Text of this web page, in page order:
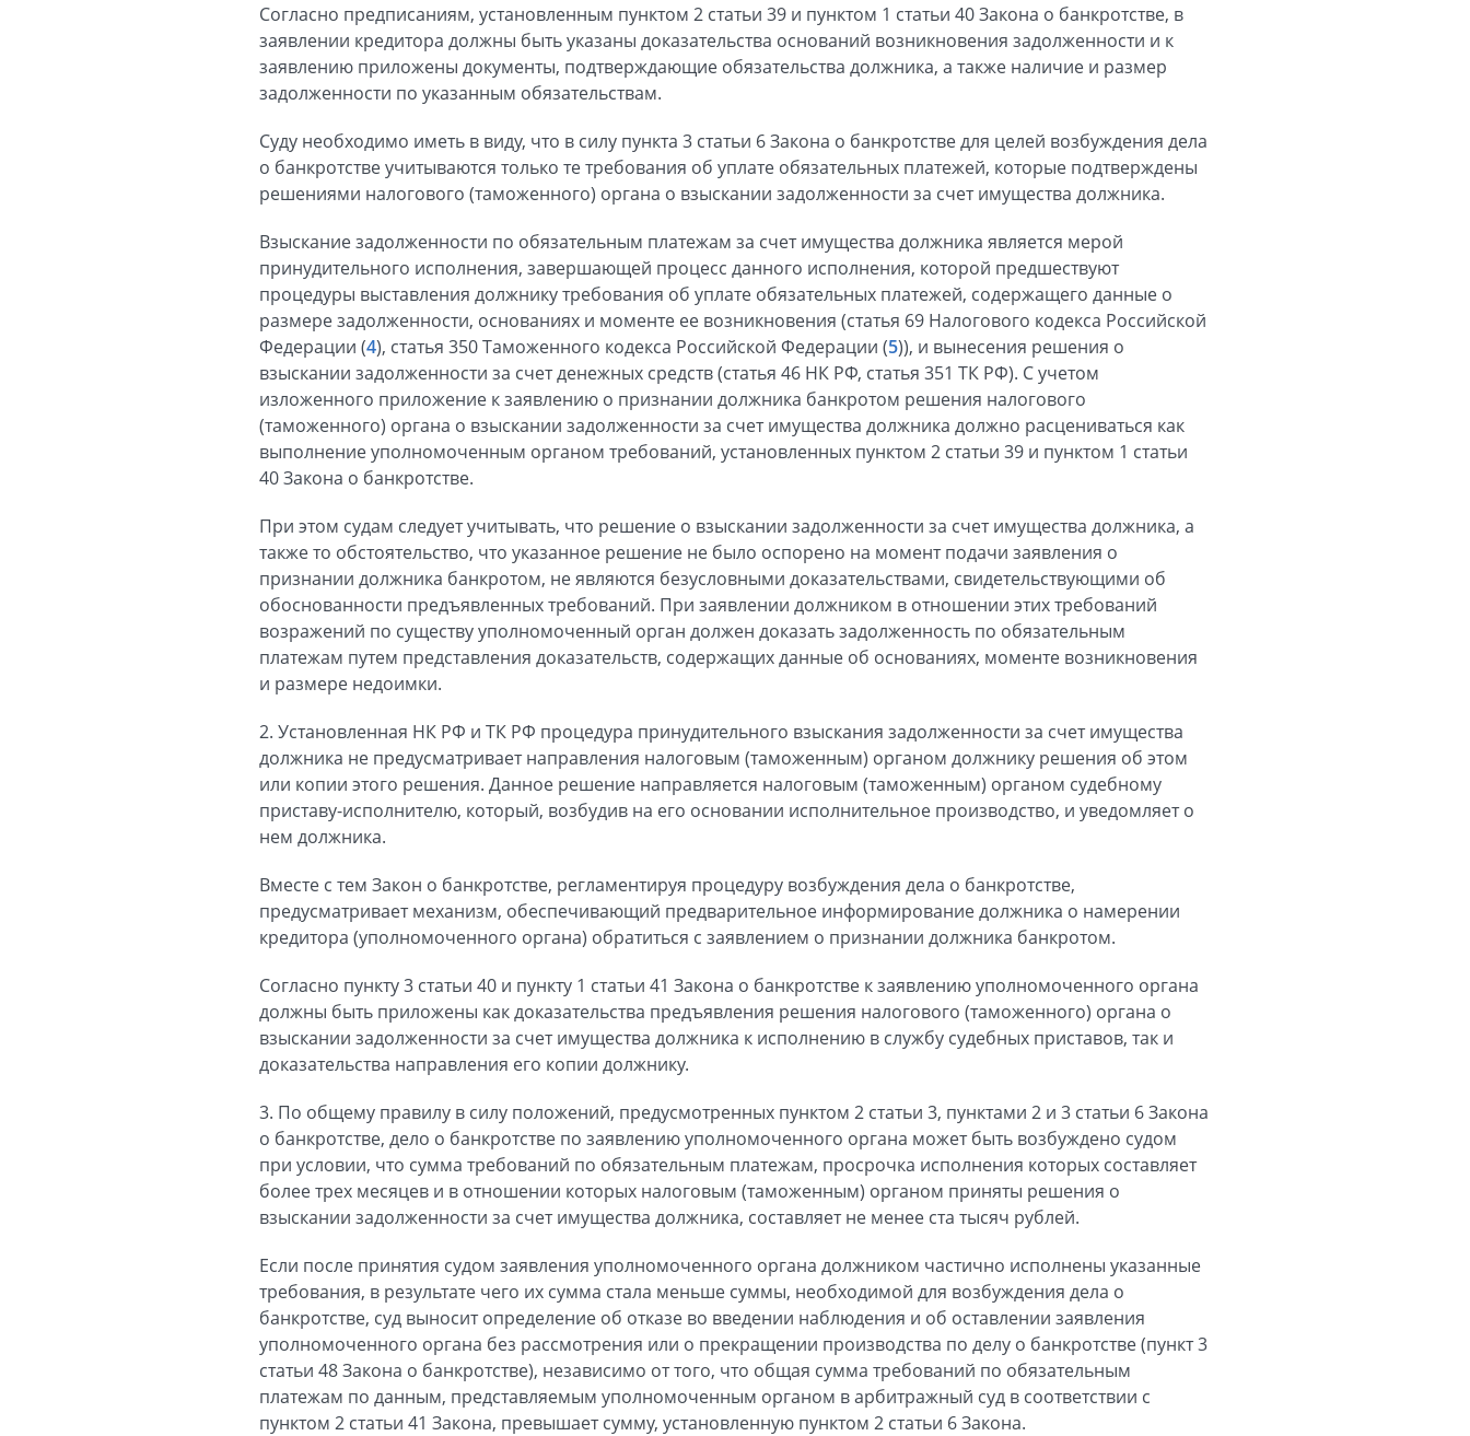
Согласно предписаниям, установленным пунктом 2 статьи 39 и пунктом 1 статьи 40 Закона о банкротстве, в
заявлении кредитора должны быть указаны доказательства оснований возникновения задолженности и к
заявлению приложены документы, подтверждающие обязательства должника, а также наличие и размер
задолженности по указанным обязательствам.
Суду необходимо иметь в виду, что в силу пункта 3 статьи 6 Закона о банкротстве для целей возбуждения дела
о банкротстве учитываются только те требования об уплате обязательных платежей, которые подтверждены
решениями налогового (таможенного) органа о взыскании задолженности за счет имущества должника.
Взыскание задолженности по обязательным платежам за счет имущества должника является мерой
принудительного исполнения, завершающей процесс данного исполнения, которой предшествуют
процедуры выставления должнику требования об уплате обязательных платежей, содержащего данные о
размере задолженности, основаниях и моменте ее возникновения (статья 69 Налогового кодекса Российской
Федерации (4), статья 350 Таможенного кодекса Российской Федерации (5)), и вынесения решения о
взыскании задолженности за счет денежных средств (статья 46 НК РФ, статья 351 ТК РФ). С учетом
изложенного приложение к заявлению о признании должника банкротом решения налогового
(таможенного) органа о взыскании задолженности за счет имущества должника должно расцениваться как
выполнение уполномоченным органом требований, установленных пунктом 2 статьи 39 и пунктом 1 статьи
40 Закона о банкротстве.
При этом судам следует учитывать, что решение о взыскании задолженности за счет имущества должника, а
также то обстоятельство, что указанное решение не было оспорено на момент подачи заявления о
признании должника банкротом, не являются безусловными доказательствами, свидетельствующими об
обоснованности предъявленных требований. При заявлении должником в отношении этих требований
возражений по существу уполномоченный орган должен доказать задолженность по обязательным
платежам путем представления доказательств, содержащих данные об основаниях, моменте возникновения
и размере недоимки.
2. Установленная НК РФ и ТК РФ процедура принудительного взыскания задолженности за счет имущества
должника не предусматривает направления налоговым (таможенным) органом должнику решения об этом
или копии этого решения. Данное решение направляется налоговым (таможенным) органом судебному
приставу-исполнителю, который, возбудив на его основании исполнительное производство, и уведомляет о
нем должника.
Вместе с тем Закон о банкротстве, регламентируя процедуру возбуждения дела о банкротстве,
предусматривает механизм, обеспечивающий предварительное информирование должника о намерении
кредитора (уполномоченного органа) обратиться с заявлением о признании должника банкротом.
Согласно пункту 3 статьи 40 и пункту 1 статьи 41 Закона о банкротстве к заявлению уполномоченного органа
должны быть приложены как доказательства предъявления решения налогового (таможенного) органа о
взыскании задолженности за счет имущества должника к исполнению в службу судебных приставов, так и
доказательства направления его копии должнику.
3. По общему правилу в силу положений, предусмотренных пунктом 2 статьи 3, пунктами 2 и 3 статьи 6 Закона
о банкротстве, дело о банкротстве по заявлению уполномоченного органа может быть возбуждено судом
при условии, что сумма требований по обязательным платежам, просрочка исполнения которых составляет
более трех месяцев и в отношении которых налоговым (таможенным) органом приняты решения о
взыскании задолженности за счет имущества должника, составляет не менее ста тысяч рублей.
Если после принятия судом заявления уполномоченного органа должником частично исполнены указанные
требования, в результате чего их сумма стала меньше суммы, необходимой для возбуждения дела о
банкротстве, суд выносит определение об отказе во введении наблюдения и об оставлении заявления
уполномоченного органа без рассмотрения или о прекращении производства по делу о банкротстве (пункт 3
статьи 48 Закона о банкротстве), независимо от того, что общая сумма требований по обязательным
платежам по данным, представляемым уполномоченным органом в арбитражный суд в соответствии с
пунктом 2 статьи 41 Закона, превышает сумму, установленную пунктом 2 статьи 6 Закона.